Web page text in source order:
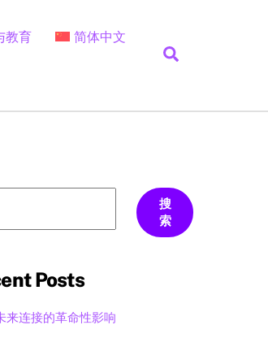
教育 简体中文
搜
索
Posts
来连接的革命性影响